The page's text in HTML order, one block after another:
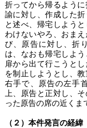
折ってから帰るよう
諭に対し、作成した
と述べ、帰宅しよう
わけないやろ、おま
び、原告に対し、折
は、なおも帰宅しよ
扉から出て行こうと
を制止しようとし、
右手で、原告の左手
上、原告と正対し、
った原告の席の近くま
（２）本件発言の経緯